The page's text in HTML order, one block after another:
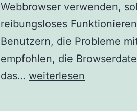
Webbrowser verwenden,
reibungsloses
Benutzern, die Probleme
empfohlen, die
das… Browserdaten
weiterlesen